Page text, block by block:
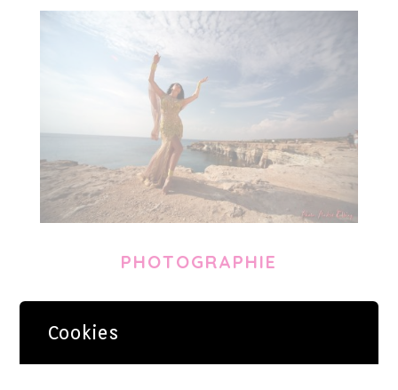
PHOTOGRAPHIE
Cookies